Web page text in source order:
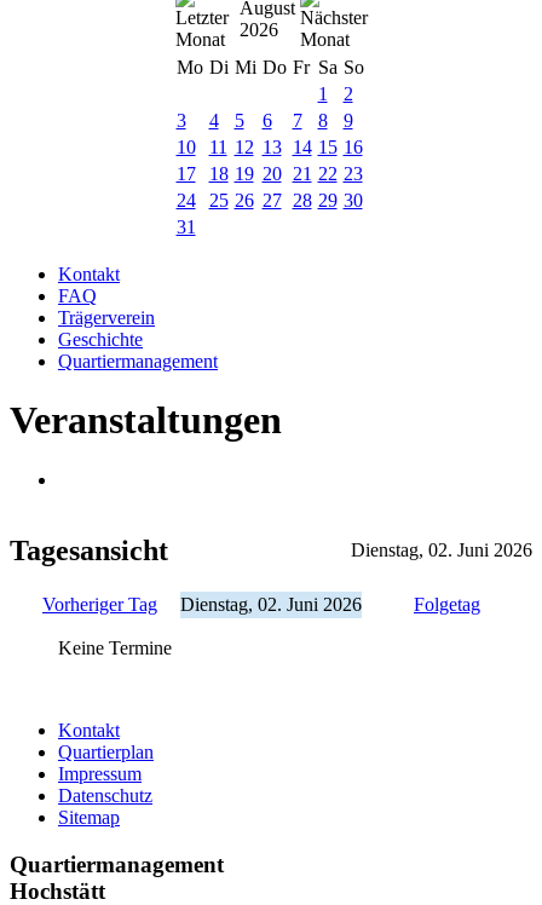
August
2026
Mo Di Mi Do Fr Sa So
1
2
3
4 5 6 7 8
9
10
11 12 13 14 15 16
17
18 19 20 21 22 23
24
25 26 27 28 29 30
31
Kontakt
FAQ
Trägerverein
Geschichte
Quartiermanagement
Veranstaltungen
Tagesansicht Dienstag, 02. Juni 2026
Vorheriger Tag Dienstag, 02. Juni 2026 Folgetag
Keine Termine
Kontakt
Quartierplan
Impressum
Datenschutz
Sitemap
Quartiermanagement
Hochstätt